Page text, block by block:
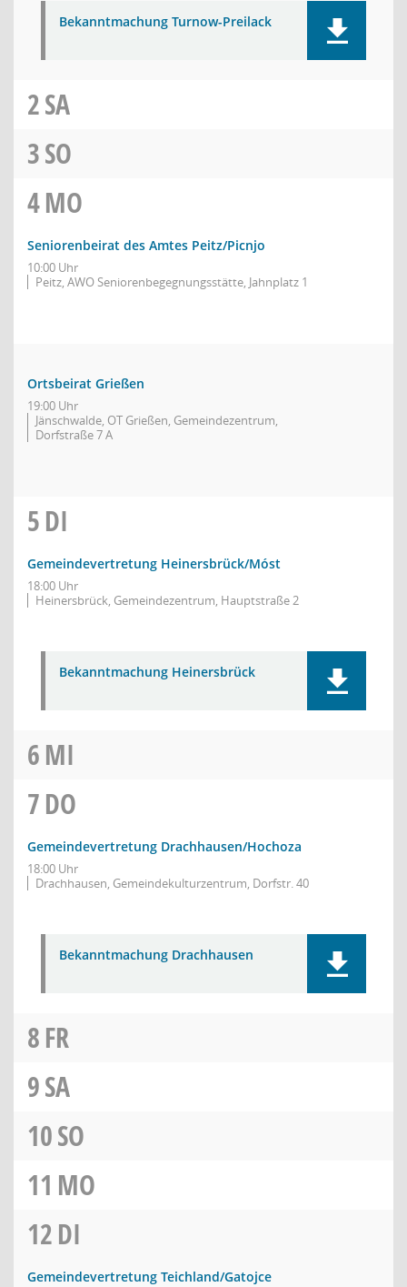
Bekanntmachung Turnow-Preilack
2SA
3SO
4MO
Seniorenbeirat des Amtes Peitz/Picnjo
10:00 Uhr
Peitz, AWO Seniorenbegegnungsstätte, Jahnplatz 1
Ortsbeirat Grießen
19:00 Uhr
Jänschwalde, OT Grießen, Gemeindezentrum,
Dorfstraße 7 A
5DI
Gemeindevertretung Heinersbrück/Móst
18:00 Uhr
Heinersbrück, Gemeindezentrum, Hauptstraße 2
Bekanntmachung Heinersbrück
6MI
7DO
Gemeindevertretung Drachhausen/Hochoza
18:00 Uhr
Drachhausen, Gemeindekulturzentrum, Dorfstr. 40
Bekanntmachung Drachhausen
8FR
9SA
10SO
11 MO
12DI
Gemeindevertretung Teichland/Gatojce